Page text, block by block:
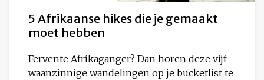
5 Afrikaanse hikes die je gemaakt
moet hebben
Fervente Afrikaganger? Dan horen deze vijf
waanzinnige wandelingen op je bucketlist te